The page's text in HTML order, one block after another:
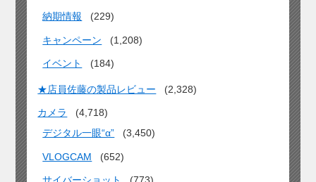
納期情報 (229)
キャンペーン (1,208)
イベント (184)
★店員佐藤の製品レビュー (2,328)
カメラ
(4,718)
デジタル一眼“α”
(3,450)
VLOGCAM (652)
サイバーショット (773)